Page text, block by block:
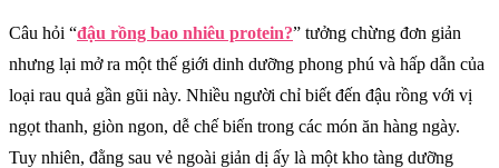
Câu hỏi “đậu rồng bao nhiêu protein?” tưởng chừng đơn giản
nhưng lại mở ra một thế giới dinh dưỡng phong phú và hấp dẫn của
loại rau quả gần gũi này. Nhiều người chỉ biết đến đậu rồng với vị
ngọt thanh, giòn ngon, dễ chế biến trong các món ăn hàng ngày.
Tuy nhiên, đằng sau vẻ ngoài giản dị ấy là một kho tàng dưỡng